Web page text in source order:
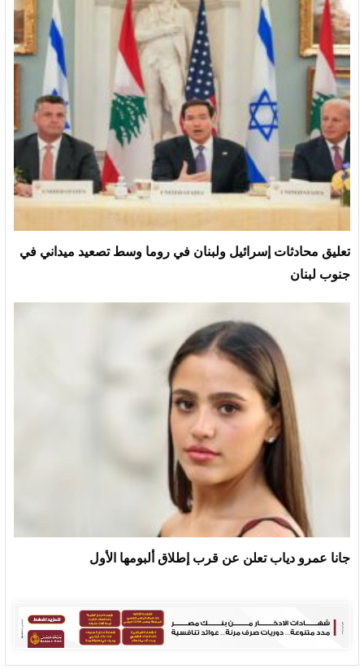
تعليق محادثات إسرائيل ولبنان في روما وسط تصعيد ميداني في
جنوب لبنان
جانا عمرو دياب تعلن عن قرب إطلاق ألبومها الأول